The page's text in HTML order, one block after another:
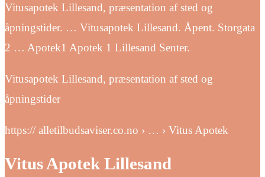
Vitusapotek Lillesand, præsentation af sted og
åpningstider. … Vitusapotek Lillesand. Åpent. Storgata
2 … Apotek1 Apotek 1 Lillesand Senter.
Vitusapotek Lillesand, præsentation af sted og
åpningstider
https:// alletilbudsaviser.co.no › … › Vitus Apotek
Vitus Apotek Lillesand